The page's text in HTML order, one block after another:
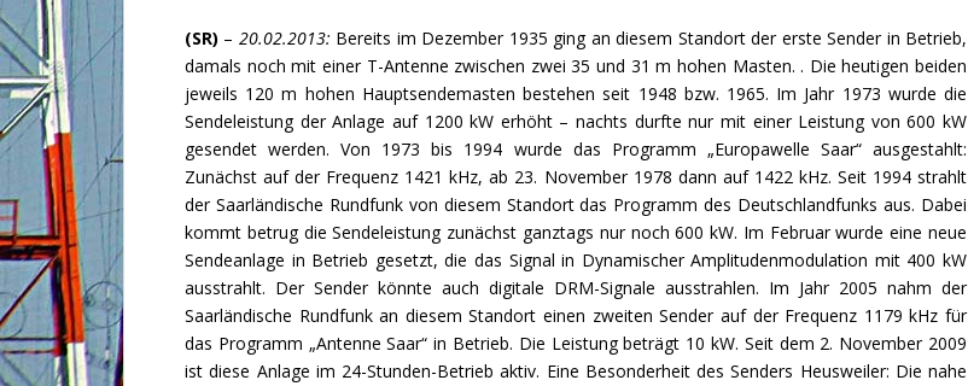
(SR) – 20.02.2013: Bereits im Dezember 1935 ging an diesem Standort der erste Sender in Betrieb,
damals noch mit einer T-Antenne zwischen zwei 35 und 31 m hohen Masten. . Die heutigen beiden
jeweils 120 m hohen Hauptsendemasten bestehen seit 1948 bzw. 1965. Im Jahr 1973 wurde die
Sendeleistung der Anlage auf 1200 kW erhöht – nachts durfte nur mit einer Leistung von 600 kW
gesendet werden. Von 1973 bis 1994 wurde das Programm „Europawelle Saar“ ausgestahlt:
Zunächst auf der Frequenz 1421 kHz, ab 23. November 1978 dann auf 1422 kHz. Seit 1994 strahlt
der Saarländische Rundfunk von diesem Standort das Programm des Deutschlandfunks aus. Dabei
kommt betrug die Sendeleistung zunächst ganztags nur noch 600 kW. Im Februar wurde eine neue
Sendeanlage in Betrieb gesetzt, die das Signal in Dynamischer Amplitudenmodulation mit 400 kW
ausstrahlt. Der Sender könnte auch digitale DRM-Signale ausstrahlen. Im Jahr 2005 nahm der
Saarländische Rundfunk an diesem Standort einen zweiten Sender auf der Frequenz 1179 kHz für
das Programm „Antenne Saar“ in Betrieb. Die Leistung beträgt 10 kW. Seit dem 2. November 2009
ist diese Anlage im 24-Stunden-Betrieb aktiv. Eine Besonderheit des Senders Heusweiler: Die nahe